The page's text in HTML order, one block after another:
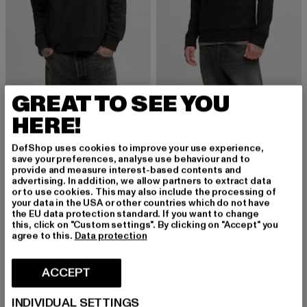
JACK AND JONES
JJBRANDY
21,99 EUR
Ajankohtainen hinta: 21,99 EUR
39,99 EUR
JACK AND JONES
JJBRANDY
-50% -40%
GREAT TO SEE YOU
HERE!
DefShop uses cookies to improve your use experience,
save your preferences, analyse use behaviour and to
provide and measure interest-based contents and
advertising. In addition, we allow partners to extract data
or to use cookies. This may also include the processing of
your data in the USA or other countries which do not have
the EU data protection standard. If you want to change
this, click on "Custom settings". By clicking on "Accept" you
agree to this. Data protection
ACCEPT
INDIVIDUAL SETTINGS